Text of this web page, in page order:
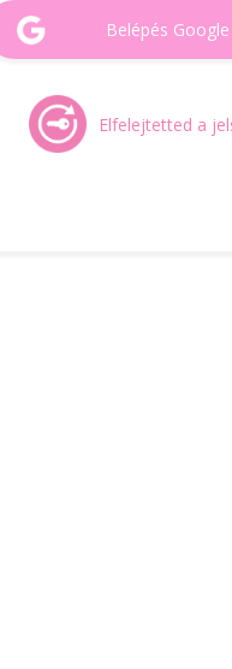
Belépés
Elfelejtetted a